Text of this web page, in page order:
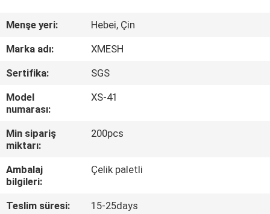
HAKKIMIZDA
FABRIKA
TURU
KALITE
KONTROL
BIZIMLE
Menşe yeri:
Hebei, Çin
Marka adı:
XMESH
Sertifika:
SGS
Model
numarası:
XS-41
Min sipariş
miktarı:
200pcs
Ambalaj
bilgileri:
Çelik paletli
Teslim süresi:
15-25days